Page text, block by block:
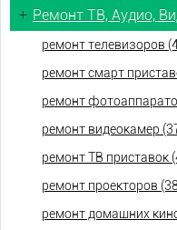
+ Ремонт ТВ, Аудио,
ремонт телевизоров
ремонт смарт
ремонт
ремонт видеокамер
ремонт ТВ приставок
ремонт проекторов
ремонт домашних